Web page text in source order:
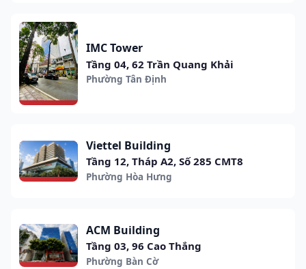
IMC Tower
Tầng 04, 62 Trần Quang Khải
Phường Tân Định
Viettel Building
Tầng 12, Tháp A2, Số 285 CMT8
Phường Hòa Hưng
ACM Building
Tầng 03, 96 Cao Thắng
Phường Bàn Cờ